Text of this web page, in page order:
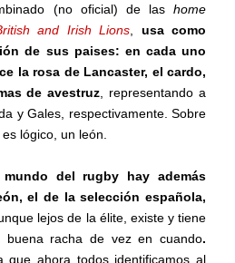
(no oficial) de las home
and Irish Lions
usa como
de sus paises: en cada uno
la rosa de Lancaster, el cardo,
de avestruz
representando a
y Gales, respectivamente. Sobre
lógico, un león.
del rugby hay además
el de la selección española,
lejos de la élite, existe y tiene
buena racha de vez en cuando.
que ahora todos identificamos al